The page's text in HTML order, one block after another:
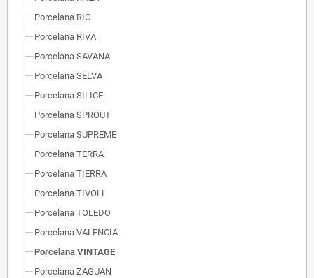
Porcelana RIO
Porcelana RIVA
Porcelana SAVANA
Porcelana SELVA
Porcelana SILICE
Porcelana SPROUT
Porcelana SUPREME
Porcelana TERRA
Porcelana TIERRA
Porcelana TIVOLI
Porcelana TOLEDO
Porcelana VALENCIA
Porcelana VINTAGE
Porcelana ZAGUAN